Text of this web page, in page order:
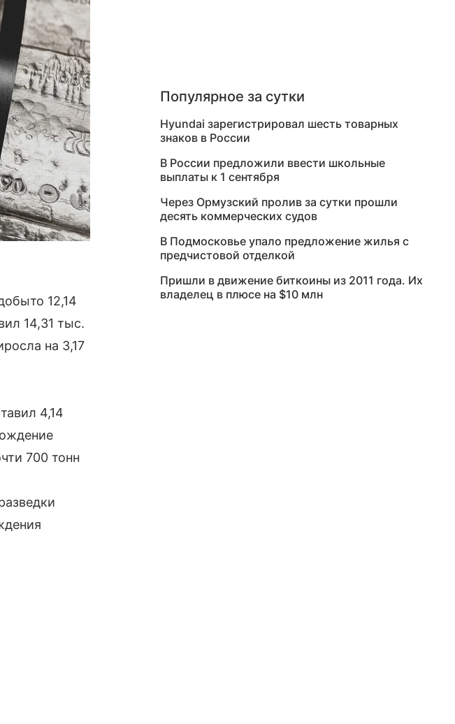
12,14
14,31 тыс.
на 3,17
4,14
700 тонн
Популярное за сутки
Hyundai зарегистрировал шесть товарных
знаков в России
В России предложили ввести школьные
выплаты к 1 сентября
Через Ормузский пролив за сутки прошли
десять коммерческих судов
В Подмосковье упало предложение жилья с
предчистовой отделкой
Пришли в движение биткоины из 2011 года. Их
владелец в плюсе на $10 млн